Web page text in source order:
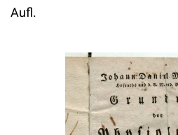
Aufl.